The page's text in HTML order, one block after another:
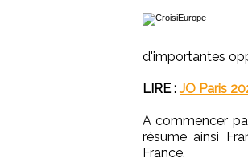
d'importantes
LIRE : JO Paris
A commencer
résume ainsi
France.